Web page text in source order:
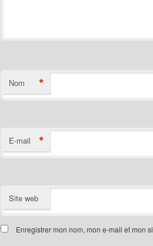
Nom *
E-mail *
Site web
Enregistrer mon nom, mon e-mail et mon